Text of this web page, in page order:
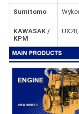
Sumitomo
KAWASAK /
KPM